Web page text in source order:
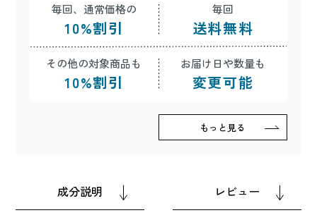
毎回、通常価格の
10%割引
毎回
送料無料
その他の対象商品も
10%割引
お届け日や数量も
変更可能
もっと見る
成分説明 レビュー